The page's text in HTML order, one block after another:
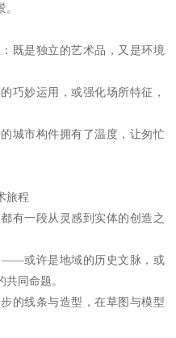
既是独立的艺术品，又是环境
巧妙运用，或强化场所特征，
城市构件拥有了温度，让匆忙
旅程
有一段从灵感到实体的创造之
——或许是地域的历史文脉，或
同命题。
的线条与造型，在草图与模型